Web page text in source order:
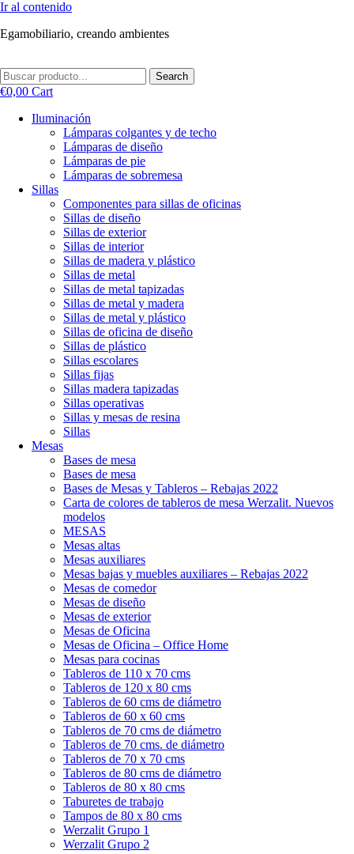
Ir al contenido
Egamobiliario, creando ambientes
Search
€0,00 Cart
Iluminación
Lámparas colgantes y de techo
Lámparas de diseño
Lámparas de pie
Lámparas de sobremesa
Sillas
Componentes para sillas de oficinas
Sillas de diseño
Sillas de exterior
Sillas de interior
Sillas de madera y plástico
Sillas de metal
Sillas de metal tapizadas
Sillas de metal y madera
Sillas de metal y plástico
Sillas de oficina de diseño
Sillas de plástico
Sillas escolares
Sillas fijas
Sillas madera tapizadas
Sillas operativas
Sillas y mesas de resina
Sillas
Mesas
Bases de mesa
Bases de mesa
Bases de Mesas y Tableros – Rebajas 2022
Carta de colores de tableros de mesa Werzalit. Nuevos
modelos
MESAS
Mesas altas
Mesas auxiliares
Mesas bajas y muebles auxiliares – Rebajas 2022
Mesas de comedor
Mesas de diseño
Mesas de exterior
Mesas de Oficina
Mesas de Oficina – Office Home
Mesas para cocinas
Tableros de 110 x 70 cms
Tableros de 120 x 80 cms
Tableros de 60 cms de diámetro
Tableros de 60 x 60 cms
Tableros de 70 cms de diámetro
Tableros de 70 cms. de diámetro
Tableros de 70 x 70 cms
Tableros de 80 cms de diámetro
Tableros de 80 x 80 cms
Taburetes de trabajo
Tampos de 80 x 80 cms
Werzalit Grupo 1
Werzalit Grupo 2